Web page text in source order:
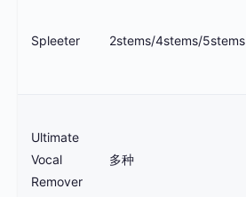
Spleeter 2stems/4stems/5stems
Ultimate
Vocal
Remover
多种